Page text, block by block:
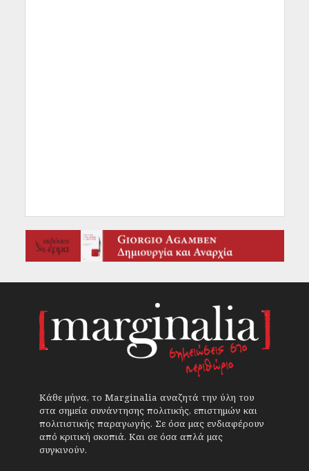
Κάθε μήνα, το Marginalia αναζητά την ύλη του
στα σημεία συνάντησης πολιτικής, επιστημών και
πολιτιστικής παραγωγής. Σε όσα μας ενδιαφέρουν
από κριτική σκοπιά. Και σε όσα απλά μας
συγκινούν.